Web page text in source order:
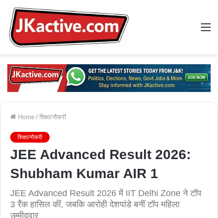
Home / शिक्षा/नौकरी
शिक्षा/नौकरी
JEE Advanced Result 2026:
Shubham Kumar AIR 1
JEE Advanced Result 2026 में IIT Delhi Zone ने टॉप
3 रैंक हासिल कीं, जबकि आरोही देशपांडे बनीं टॉप महिला
उम्मीदवार